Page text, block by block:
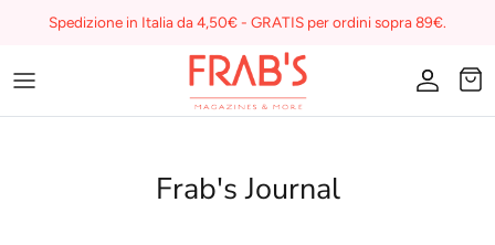
Spedizione in Italia da 4,50€ - GRATIS per ordini sopra 89€.
Magazines
I miei preferiti su Frab'sFrab's Journal